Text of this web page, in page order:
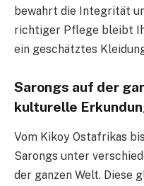
bewahrt die Integrität
richtiger Pflege bleibt
ein geschätztes
Sarongs auf der
kulturelle
Vom Kikoy Ostafrikas
Sarongs unter
der ganzen Welt. Diese